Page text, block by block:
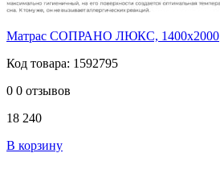
Матрас СОПРАНО ЛЮКС, 1400х2000
Код товара: 1592795
0 0 отзывов
18 240
В корзину